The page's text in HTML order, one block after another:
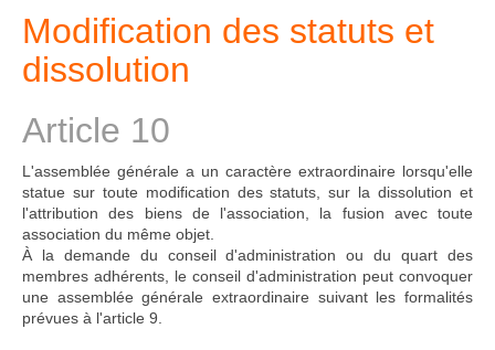
Modification des statuts et
dissolution
Article 10
L'assemblée générale a un caractère extraordinaire lorsqu'elle
statue sur toute modification des statuts, sur la dissolution et
l'attribution des biens de l'association, la fusion avec toute
association du même objet.
À la demande du conseil d'administration ou du quart des
membres adhérents, le conseil d'administration peut convoquer
une assemblée générale extraordinaire suivant les formalités
prévues à l'article 9.